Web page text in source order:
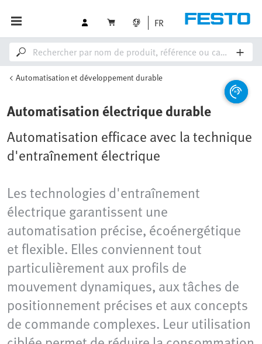
FR
Automatisation et développement durable
Automatisation électrique durable
Automatisation efficace avec la technique
d'entraînement électrique
Les technologies d'entraînement
électrique garantissent une
automatisation précise, écoénergétique
et flexible. Elles conviennent tout
particulièrement aux profils de
mouvement dynamiques, aux tâches de
positionnement précises et aux concepts
de commande complexes. Leur utilisation